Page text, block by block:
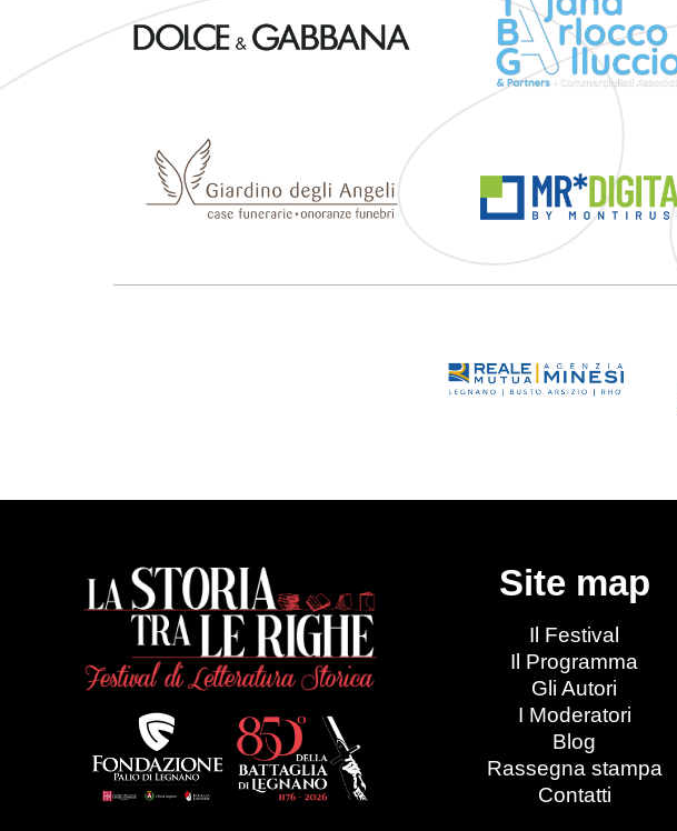
Site map
Il Festival
Il Programma
Gli Autori
I Moderatori
Blog
Rassegna stampa
Contatti